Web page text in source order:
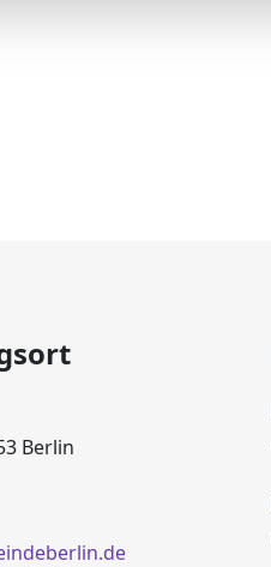
Berlin